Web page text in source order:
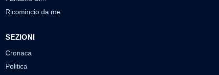
Ricomincio da me
SEZIONI
Cronaca
Politica